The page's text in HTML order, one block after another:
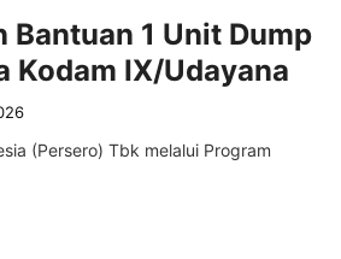
Bantuan 1 Unit Dump
Kodam IX/Udayana
(Persero) Tbk melalui Program